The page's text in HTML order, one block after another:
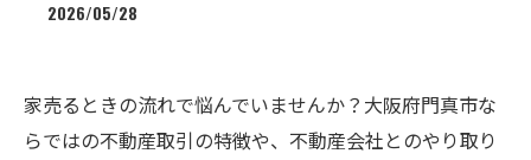
2026/05/28
家売るときの流れで悩んでいませんか？大阪府門真市な
らではの不動産取引の特徴や、不動産会社とのやり取り